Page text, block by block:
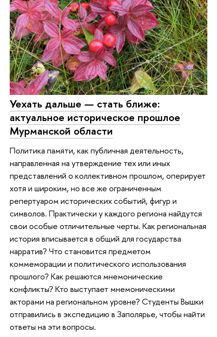
Уехать дальше — стать ближе:
актуальное историческое прошлое
Мурманской области
Политика памяти, как публичная деятельность,
направленная на утверждение тех или иных
представлений о коллективном прошлом, оперирует
хотя и широким, но все же ограниченным
репертуаром исторических событий, фигур и
символов. Практически у каждого региона найдутся
свои особые отличительные черты. Как региональная
история вписывается в общий для государства
нарратив? Что становится предметом
коммеморации и политического использования
прошлого? Как решаются мнемонические
конфликты? Кто выступает мнемоническими
акторами на региональном уровне? Студенты Вышки
отправились в экспедицию в Заполярье, чтобы найти
ответы на эти вопросы.